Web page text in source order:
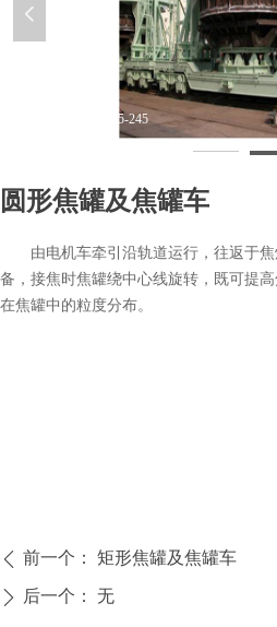
由电机车牵引沿轨道运行，往返于
备，接焦时焦罐绕中心线旋转，既可提
在焦罐中的粒度分布。
ꄲ 后一个： 无
ꄴ 前一个： 矩形焦罐及焦罐车
3圆焦罐及焦罐车2245-245
넳
圆形焦罐及焦罐车